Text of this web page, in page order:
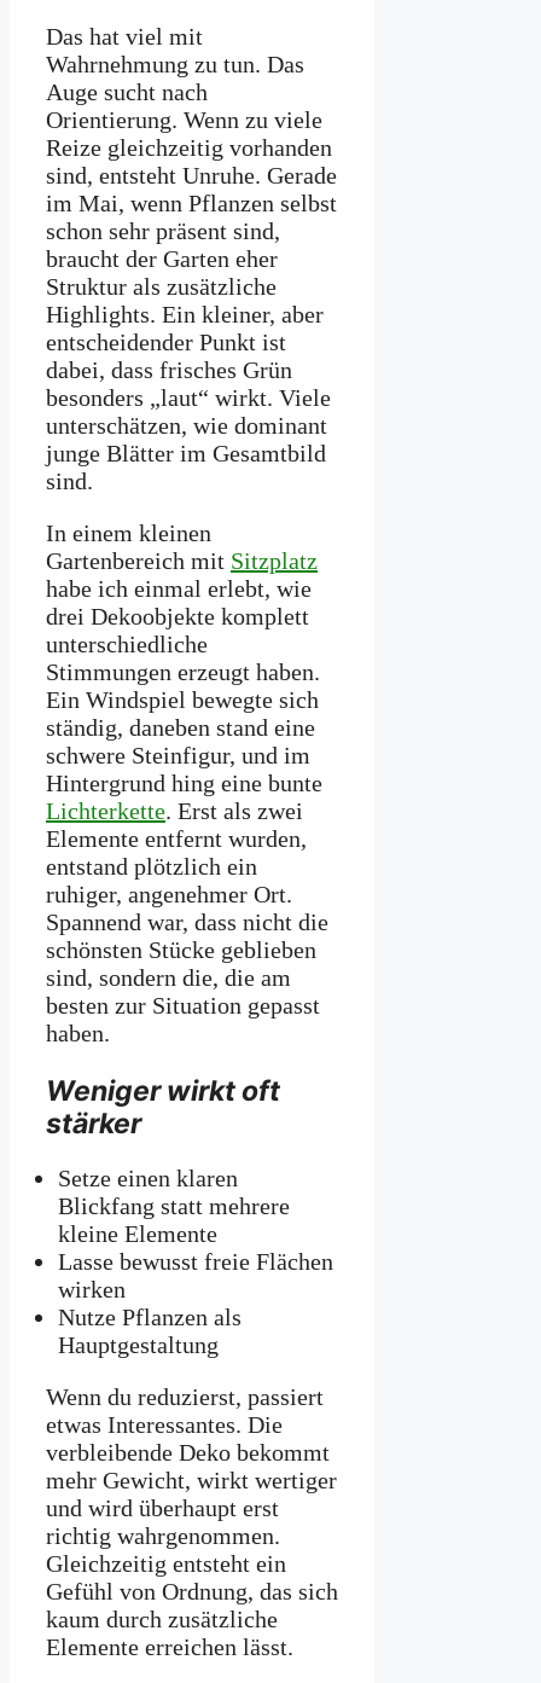
Das hat viel mit
Wahrnehmung zu tun. Das
Auge sucht nach
Orientierung. Wenn zu viele
Reize gleichzeitig vorhanden
sind, entsteht Unruhe. Gerade
im Mai, wenn Pflanzen selbst
schon sehr präsent sind,
braucht der Garten eher
Struktur als zusätzliche
Highlights. Ein kleiner, aber
entscheidender Punkt ist
dabei, dass frisches Grün
besonders „laut“ wirkt. Viele
unterschätzen, wie dominant
junge Blätter im Gesamtbild
sind.
In einem kleinen
Gartenbereich mit Sitzplatz
habe ich einmal erlebt, wie
drei Dekoobjekte komplett
unterschiedliche
Stimmungen erzeugt haben.
Ein Windspiel bewegte sich
ständig, daneben stand eine
schwere Steinfigur, und im
Hintergrund hing eine bunte
Lichterkette. Erst als zwei
Elemente entfernt wurden,
entstand plötzlich ein
ruhiger, angenehmer Ort.
Spannend war, dass nicht die
schönsten Stücke geblieben
sind, sondern die, die am
besten zur Situation gepasst
haben.
Weniger wirkt oft
stärker
Setze einen klaren
Blickfang statt mehrere
kleine Elemente
Lasse bewusst freie Flächen
wirken
Nutze Pflanzen als
Hauptgestaltung
Wenn du reduzierst, passiert
etwas Interessantes. Die
verbleibende Deko bekommt
mehr Gewicht, wirkt wertiger
und wird überhaupt erst
richtig wahrgenommen.
Gleichzeitig entsteht ein
Gefühl von Ordnung, das sich
kaum durch zusätzliche
Elemente erreichen lässt.